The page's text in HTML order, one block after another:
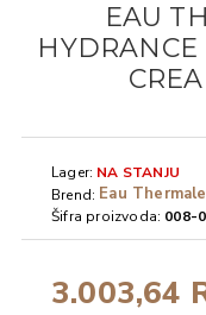
EAU
3.003,64
Lager: NA STANJU
Brend: Eau
Šifra proizvoda: 008-